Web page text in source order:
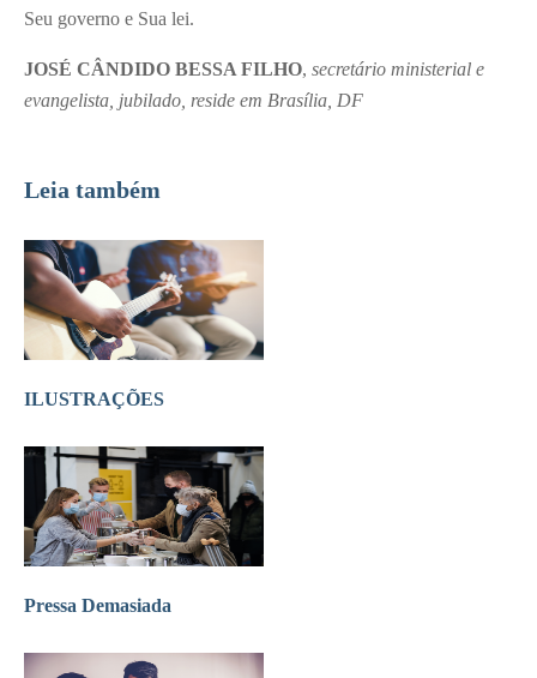
Seu governo e Sua lei.
JOSÉ CÂNDIDO BESSA FILHO, secretário ministerial e
evangelista, jubilado, reside em Brasília, DF
Leia também
ILUSTRAÇÕES
Pressa Demasiada